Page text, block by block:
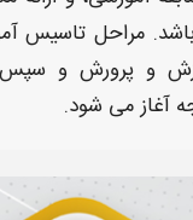
مراحل تاسیس
و پرورش و سپس
آغاز می شود.